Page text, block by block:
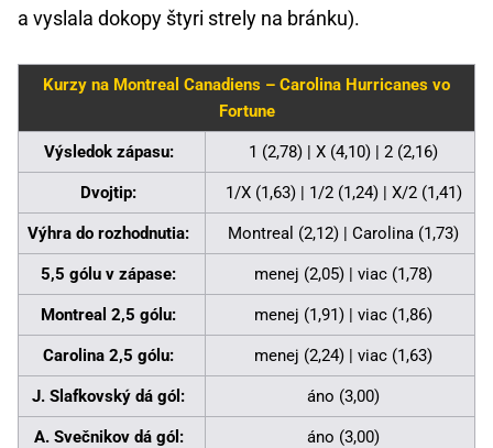
a vyslala dokopy štyri strely na bránku).
Kurzy na Montreal Canadiens – Carolina Hurricanes vo
Fortune
Výsledok zápasu: 1 (2,78) | X (4,10) | 2 (2,16)
Dvojtip: 1/X (1,63) | 1/2 (1,24) | X/2 (1,41)
Výhra do rozhodnutia: Montreal (2,12) | Carolina (1,73)
5,5 gólu v zápase: menej (2,05) | viac (1,78)
Montreal 2,5 gólu: menej (1,91) | viac (1,86)
Carolina 2,5 gólu: menej (2,24) | viac (1,63)
J. Slafkovský dá gól: áno (3,00)
A. Svečnikov dá gól: áno (3,00)